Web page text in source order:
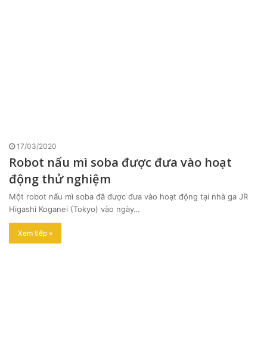
17/03/2020
Robot nấu mì soba được đưa vào hoạt
động thử nghiệm
Một robot nấu mì soba đã được đưa vào hoạt động tại nhà ga JR
Higashi Koganei (Tokyo) vào ngày…
Xem tiếp »